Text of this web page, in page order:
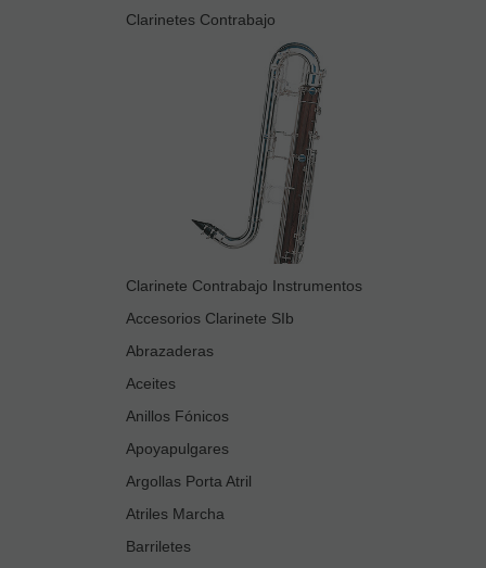
Clarinetes Contrabajo
Clarinete Contrabajo Instrumentos
Accesorios Clarinete SIb
Abrazaderas
Aceites
Anillos Fónicos
Apoyapulgares
Argollas Porta Atril
Atriles Marcha
Barriletes